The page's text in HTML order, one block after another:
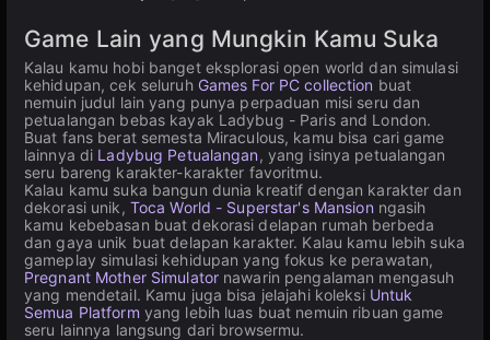
Game Lain yang Mungkin Kamu Suka
Kalau kamu hobi banget eksplorasi open world dan simulasi
kehidupan, cek seluruh Games For PC collection buat
nemuin judul lain yang punya perpaduan misi seru dan
petualangan bebas kayak Ladybug - Paris and London.
Buat fans berat semesta Miraculous, kamu bisa cari game
lainnya di Ladybug Petualangan, yang isinya petualangan
seru bareng karakter-karakter favoritmu.
Kalau kamu suka bangun dunia kreatif dengan karakter dan
dekorasi unik, Toca World - Superstar's Mansion ngasih
kamu kebebasan buat dekorasi delapan rumah berbeda
dan gaya unik buat delapan karakter. Kalau kamu lebih suka
gameplay simulasi kehidupan yang fokus ke perawatan,
Pregnant Mother Simulator nawarin pengalaman mengasuh
yang mendetail. Kamu juga bisa jelajahi koleksi Untuk
Semua Platform yang lebih luas buat nemuin ribuan game
seru lainnya langsung dari browsermu.